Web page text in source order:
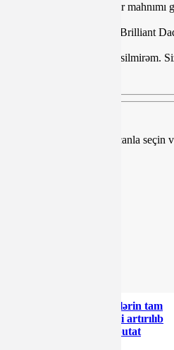
yazacam? Heç vaxt, istəyir
Məsələylə bağlı müğənni Brilliant
“Mən heç vaxt yazdığımı silmirəm.
Mətndə səhv var? Onu siçanla seçin
Azərbaycanda əmanətlərin tam
sığortalanması müddəti artırılıb
Rusiyada daha bir deputat